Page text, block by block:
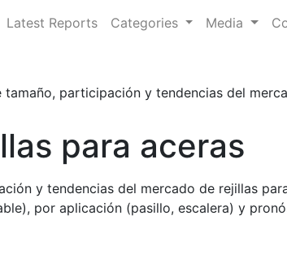
Latest Reports Categories Media
tamaño, participación y tendencias del
para aceras
y tendencias del mercado de rejillas
por aplicación (pasillo, escalera) y